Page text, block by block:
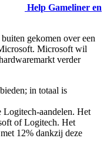
Help Gameliner en
gekomen over een
Microsoft wil
verder
in totaal is
aandelen. Het
of Logitech. Het
12% dankzij deze